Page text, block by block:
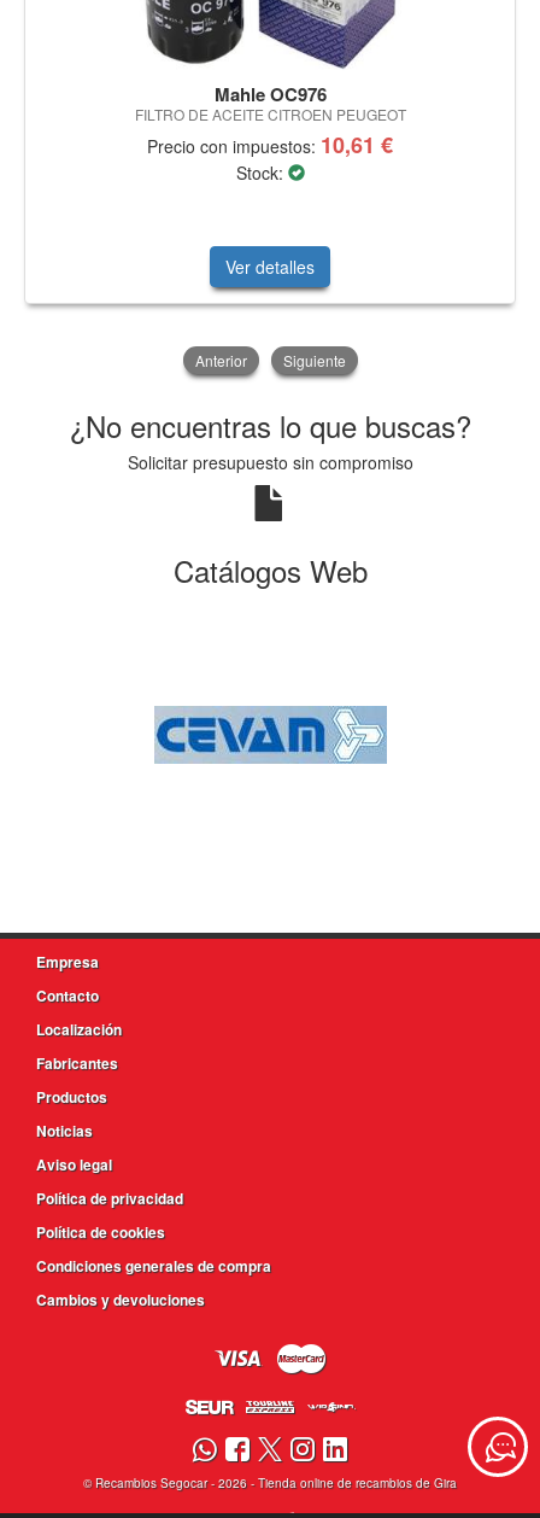
Mahle OC976
FILTRO DE ACEITE CITROEN PEUGEOT
Precio con impuestos: 10,61 €
Stock:
Ver detalles
Anterior Siguiente
¿No encuentras lo que buscas?
Solicitar presupuesto sin compromiso
Catálogos Web
Empresa
Contacto
Localización
Fabricantes
Productos
Noticias
Aviso legal
Política de privacidad
Política de cookies
Condiciones generales de compra
Cambios y devoluciones
© Recambios Segocar- 2026 -Tienda online de recambios de Gira